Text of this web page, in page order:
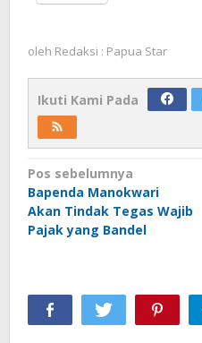
oleh Redaksi : Papua Star
Ikuti Kami Pada
Navigasi
pos
Pos sebelumnya
Bapenda Manokwari
Akan Tindak Tegas Wajib
Pajak yang Bandel